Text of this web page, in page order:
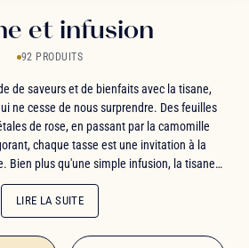
et infusion
92 PRODUITS
de saveurs et de bienfaits avec la tisane,
ne cesse de nous surprendre. Des feuilles
de rose, en passant par la camomille
chaque tasse est une invitation à la
Bien plus qu'une simple infusion, la tisane
être, alliant les vertus médicinales des
et fruitées. Que vous soyez amateur
la mangue et l'ananas, ou adepte des
et le tilleul, laissez-vous guider dans ce
LIRE LA SUITE